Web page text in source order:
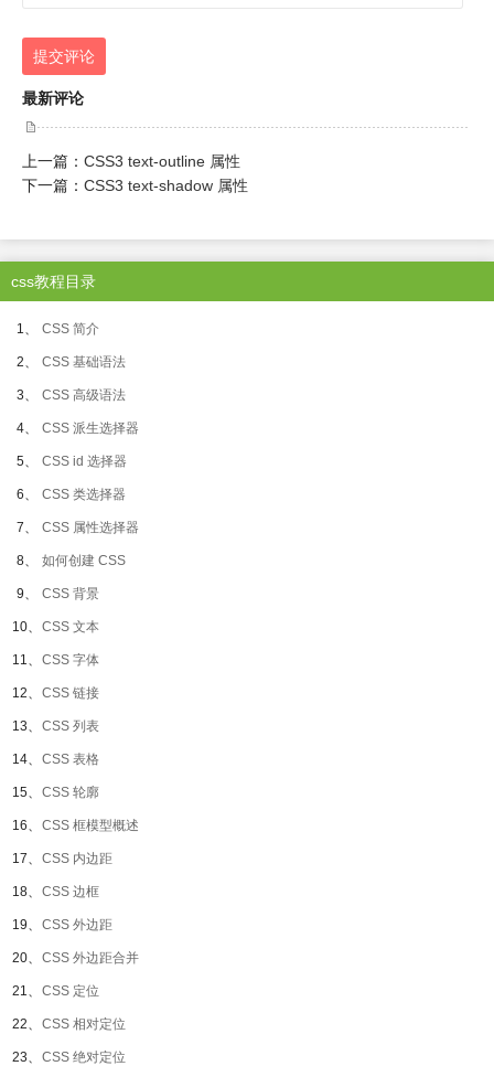
提交评论
最新评论
上一篇： CSS3 text-outline 属性
下一篇： CSS3 text-shadow 属性
css教程目录
1、 CSS 简介
2、 CSS 基础语法
3、 CSS 高级语法
4、 CSS 派生选择器
5、 CSS id 选择器
6、 CSS 类选择器
7、 CSS 属性选择器
8、 如何创建 CSS
9、 CSS 背景
10、 CSS 文本
11、 CSS 字体
12、 CSS 链接
13、 CSS 列表
14、 CSS 表格
15、 CSS 轮廓
16、 CSS 框模型概述
17、 CSS 内边距
18、 CSS 边框
19、 CSS 外边距
20、 CSS 外边距合并
21、 CSS 定位
22、 CSS 相对定位
23、 CSS 绝对定位